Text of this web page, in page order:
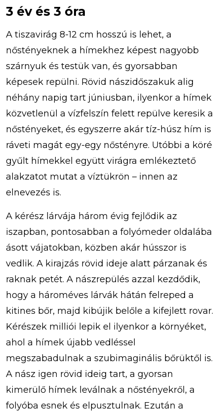
3 év és 3 óra
A tiszavirág 8-12 cm hosszú is lehet, a
nőstényeknek a hímekhez képest nagyobb
szárnyuk és testük van, és gyorsabban
képesek repülni. Rövid nászidőszakuk alig
néhány napig tart júniusban, ilyenkor a hímek
közvetlenül a vízfelszín felett repülve keresik a
nőstényeket, és egyszerre akár tíz-húsz hím is
ráveti magát egy-egy nőstényre. Utóbbi a köré
gyűlt hímekkel együtt virágra emlékeztető
alakzatot mutat a víztükrön – innen az
elnevezés is.
A kérész lárvája három évig fejlődik az
iszapban, pontosabban a folyómeder oldalába
ásott vájatokban, közben akár hússzor is
vedlik. A kirajzás rövid ideje alatt párzanak és
raknak petét. A nászrepülés azzal kezdődik,
hogy a hároméves lárvák hátán felreped a
kitines bőr, majd kibújik belőle a kifejlett rovar.
Kérészek milliói lepik el ilyenkor a környéket,
ahol a hímek újabb vedléssel
megszabadulnak a szubimaginális bőrüktől is.
A nász igen rövid ideig tart, a gyorsan
kimerülő hímek leválnak a nőstényekről, a
folyóba esnek és elpusztulnak. Ezután a